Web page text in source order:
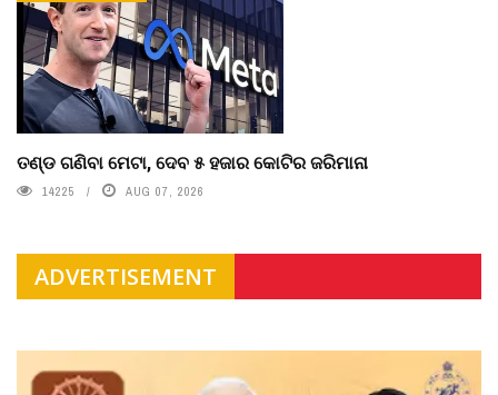
ତଣ୍ଡ ଗଣିବା ମେଟା, ଦେବ ୫ ହଜାର କୋଟିର ଜରିମାନା
14225 AUG 07, 2026
ADVERTISEMENT